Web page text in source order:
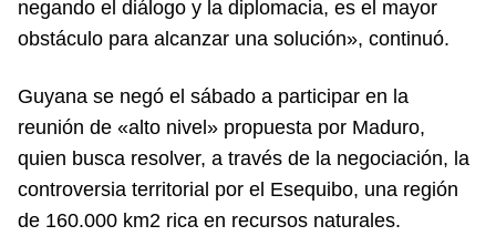
negando el diálogo y la diplomacia, es el mayor
obstáculo para alcanzar una solución», continuó.
Guyana se negó el sábado a participar en la
reunión de «alto nivel» propuesta por Maduro,
quien busca resolver, a través de la negociación, la
controversia territorial por el Esequibo, una región
de 160.000 km2 rica en recursos naturales.